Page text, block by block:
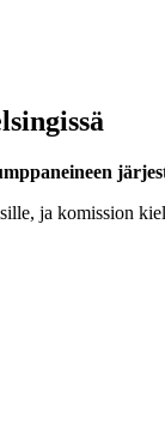
ja komission